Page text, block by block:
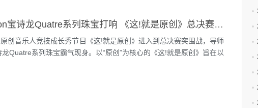
萧敬腾佩戴Boucheron宝诗龙Quatre系列珠宝打响 《这!就是原创》总决赛突围战
原创音乐人竞技成长秀节目《这!就是原创》进入到总决赛突围战，导师
Quatre系列珠宝霸气现身。以“原创”为核心的《这!就是原创》旨在以